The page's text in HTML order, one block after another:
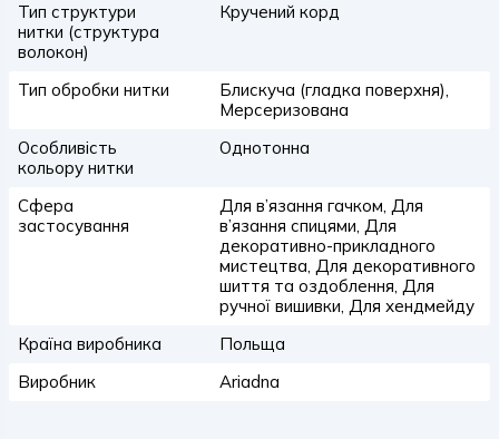
Тип структури
нитки (структура
волокон)
Кручений корд
Тип обробки нитки
Блискуча (гладка поверхня),
Мерсеризована
Особливість
кольору нитки
Однотонна
Сфера
застосування
Для в’язання гачком, Для
в’язання спицями, Для
декоративно-прикладного
мистецтва, Для декоративного
шиття та оздоблення, Для
ручної вишивки, Для хендмейду
Країна виробника
Польща
Виробник
Ariadna